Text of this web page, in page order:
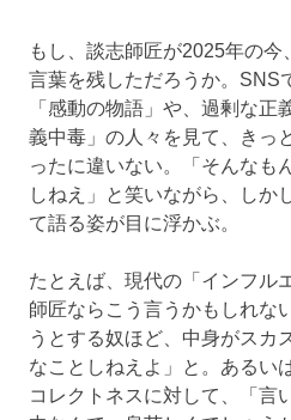
もし、談志師匠が2025年の
言葉を残しただろうか。SNS
「感動の物語」や、過剰な正
義中毒」の人々を見て、きっ
ったに違いない。「そんなも
しねえ」と笑いながら、しか
て語る姿が目に浮かぶ。
たとえば、現代の「インフル
師匠ならこう言うかもしれな
うとする奴ほど、中身がスカ
なことしねえよ」と。あるい
コレクトネスに対して、「言